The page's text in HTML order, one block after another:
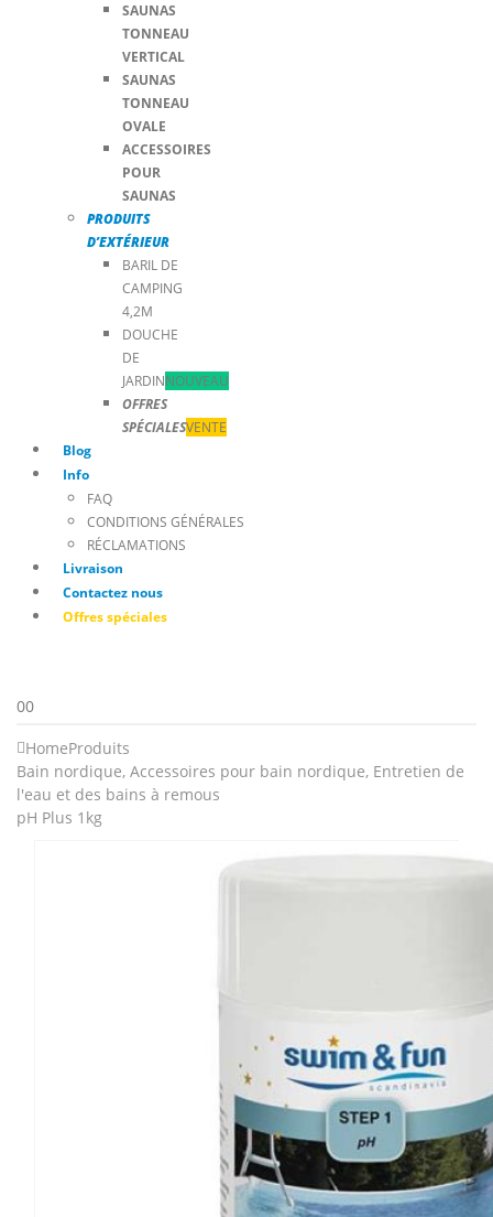
SAUNAS
TONNEAU
VERTICAL
SAUNAS
TONNEAU
OVALE
ACCESSOIRES
POUR
SAUNAS
PRODUITS
D’EXTÉRIEUR
BARIL DE
CAMPING
4,2M
DOUCHE
DE
JARDINNOUVEAU
OFFRES
SPÉCIALESVENTE
Blog
Info
FAQ
CONDITIONS GÉNÉRALES
RÉCLAMATIONS
Livraison
Contactez nous
Offres spéciales
00
HomeProduits
Bain nordique, Accessoires pour bain nordique, Entretien de
l'eau et des bains à remous
pH Plus 1kg